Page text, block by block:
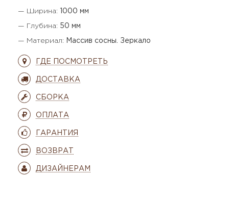
— Ширина: 1000 мм
— Глубина: 50 мм
— Материал: Массив сосны. Зеркало
ГДЕ ПОСМОТРЕТЬ
ДОСТАВКА
СБОРКА
ОПЛАТА
ГАРАНТИЯ
ВОЗВРАТ
ДИЗАЙНЕРАМ